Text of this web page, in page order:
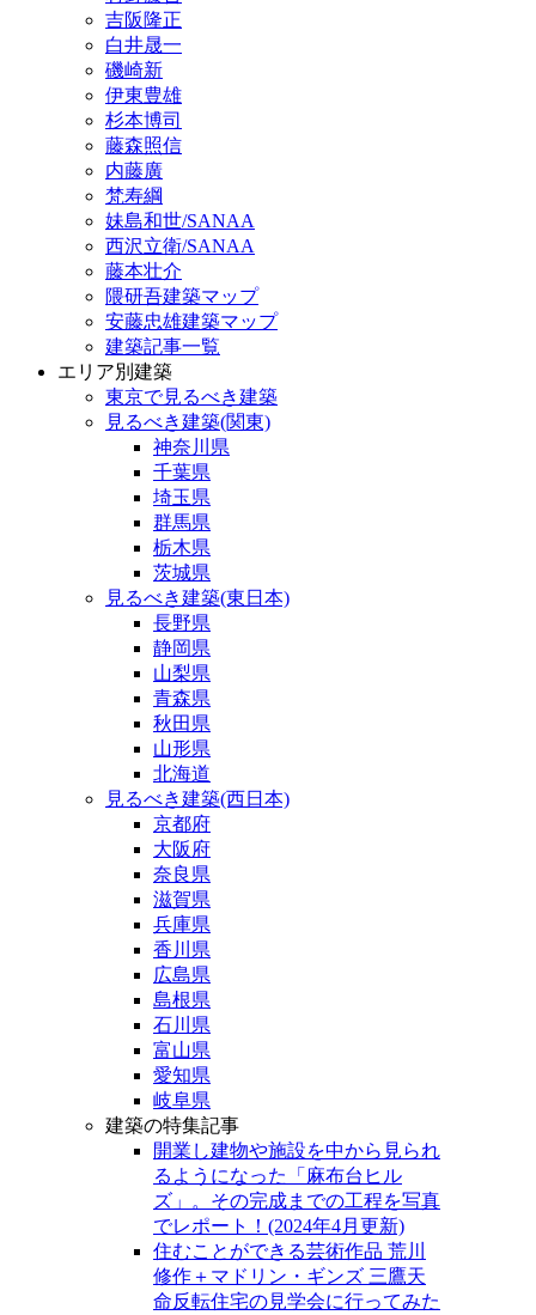
吉阪隆正
白井晟一
磯崎新
伊東豊雄
杉本博司
藤森照信
内藤廣
梵寿綱
妹島和世/SANAA
西沢立衛/SANAA
藤本壮介
隈研吾建築マップ
安藤忠雄建築マップ
建築記事一覧
エリア別建築
東京で見るべき建築
見るべき建築(関東)
神奈川県
千葉県
埼玉県
群馬県
栃木県
茨城県
見るべき建築(東日本)
長野県
静岡県
山梨県
青森県
秋田県
山形県
北海道
見るべき建築(西日本)
京都府
大阪府
奈良県
滋賀県
兵庫県
香川県
広島県
島根県
石川県
富山県
愛知県
岐阜県
建築の特集記事
開業し建物や施設を中から見られ
るようになった「麻布台ヒル
ズ」。その完成までの工程を写真
でレポート！(2024年4月更新)
住むことができる芸術作品 荒川
修作＋マドリン・ギンズ 三鷹天
命反転住宅の見学会に行ってみた